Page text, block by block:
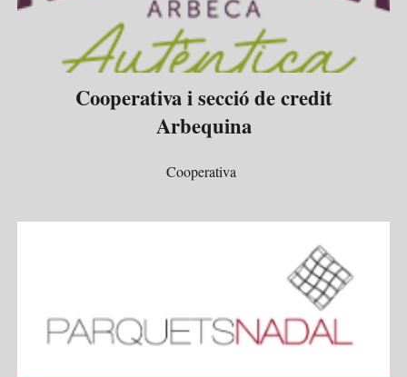
Cooperativa i secció de credit
Arbequina
Cooperativa